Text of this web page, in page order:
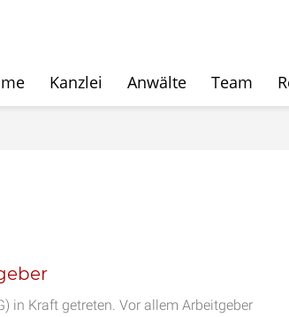
Kanzlei Anwälte Team
in Kraft getreten. Vor allem Arbeitgeber